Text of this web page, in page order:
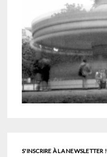
S'INSCRIRE À LA NEWSLETTER !